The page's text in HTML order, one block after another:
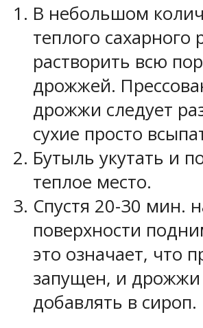
В небольшом
теплого сахарного
растворить всю
дрожжей.
дрожжи следует
сухие просто
Бутыль укутать и
теплое место.
Спустя 20-30 мин.
поверхности
это означает, что
запущен, и
добавлять в сироп.